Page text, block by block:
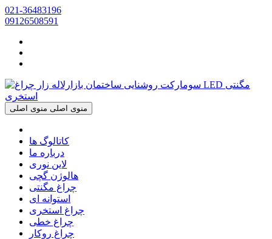
021-36483196
09126508591
منوی اصلی منوی اصلی
کاتالوگ ها
درباره ما
لاین نوری
هالوژن گچی
چراغ مگنتی
استوانه ای
چراغ استخری
چراغ خطی
چراغ روکار